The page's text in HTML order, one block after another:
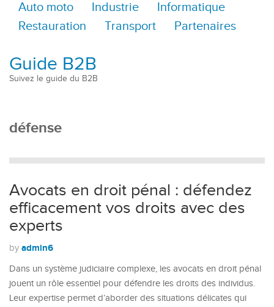
Auto moto
Industrie
Informatique
Restauration
Transport Partenaires
Guide B2B
Suivez le guide du B2B
défense
Avocats en droit pénal : défendez
efficacement vos droits avec des
experts
by admin6
Dans un système judiciaire complexe, les avocats en droit pénal
jouent un rôle essentiel pour défendre les droits des individus.
Leur expertise permet d’aborder des situations délicates qui